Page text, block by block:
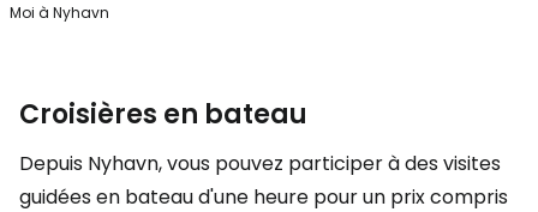
Moi à Nyhavn
Croisières en bateau
Depuis Nyhavn, vous pouvez participer à des visites
guidées en bateau d'une heure pour un prix compris